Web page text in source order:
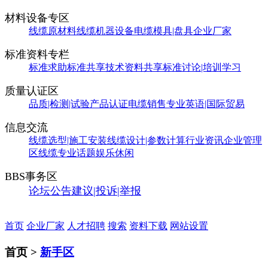
材料设备专区
线缆原材料线缆机器设备电缆模具|盘具企业厂家
标准资料专栏
标准求助标准共享技术资料共享标准讨论|培训学习
质量认证区
品质|检测|试验产品认证电缆销售专业英语|国际贸易
信息交流
线缆选型|施工安装线缆设计|参数计算行业资讯企业管理
区线缆专业话题娱乐休闲
BBS事务区
论坛公告建议|投诉|举报
首页 企业厂家 人才招聘 搜索 资料下载 网站设置
首页 > 新手区